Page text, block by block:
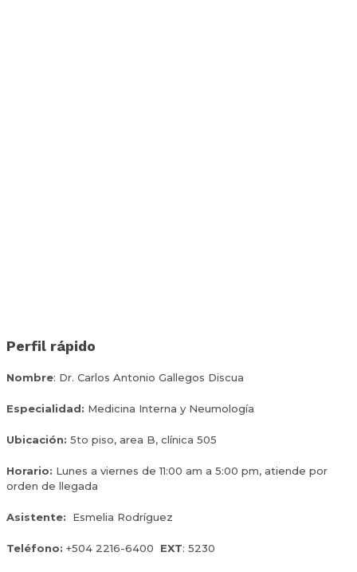
Perfil rápido
Nombre: Dr. Carlos Antonio Gallegos Discua
Especialidad: Medicina Interna y Neumología
Ubicación: 5to piso, area B, clínica 505
Horario: Lunes a viernes de11:00 am a 5:00 pm, atiende por
orden de llegada
Asistente: Esmelia Rodríguez
Teléfono: +504 2216-6400 EXT: 5230